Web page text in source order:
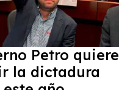
Petro quiere
la dictadura